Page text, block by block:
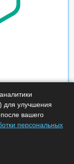
для улучшения
вашего
персональных